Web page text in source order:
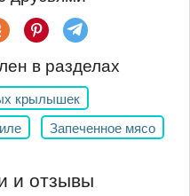
в разделах
крылышек
Запеченное мясо
и отзывы